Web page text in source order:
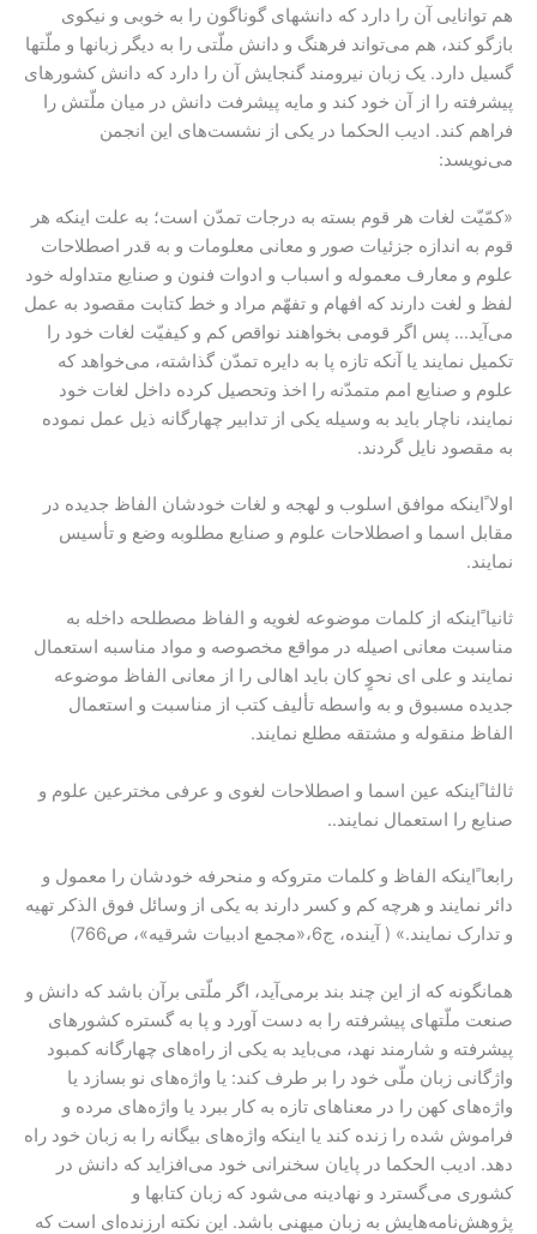
هم توانایی آن را دارد که دانشهای گوناگون را به خوبی و نیکوی
بازگو کند، هم می‌تواند فرهنگ و دانش ملّتی را به دیگر زبانها و ملّتها
گسیل دارد. یک زبان نیرومند گنجایش آن را دارد که دانش کشورهای
پیشرفته را از آن خود کند و مایه پیشرفت دانش در میان ملّتش را
فراهم کند. ادیب الحکما در یکی از نشست‌های این انجمن
می‌نویسد:
«کمّیّت لغات هر قوم بسته به درجات تمدّن است؛ به علت اینکه هر
قوم به اندازه‌ جزئیات صور و معانی معلومات و به قدر اصطلاحات
علوم و معارف معموله و اسباب و ادوات فنون و صنایع متداوله خود
لفظ و لغت دارند که افهام و تفهّم مراد و خط کتابت مقصود به عمل
می‌آید… پس اگر قومی بخواهند نواقص کم و کیفیّت لغات خود را
تکمیل نمایند یا آنکه تازه پا به دایره تمدّن گذاشته، می‌خواهد که
علوم و صنایع امم متمدّنه را اخذ وتحصیل کرده داخل لغات خود
نمایند، ناچار باید به وسیله یکی از تدابیر چهارگانه ذیل عمل نموده
به مقصود نایل گردند.
اولا ًاینکه موافق اسلوب و لهجه و لغات خودشان الفاظ جدیده در
مقابل اسما و اصطلاحات علوم و صنایع مطلوبه وضع و تأسیس
نمایند.
ثانیا ًاینکه از کلمات موضوعه لغویه و الفاظ مصطلحه داخله به
مناسبت معانی اصیله در مواقع مخصوصه و مواد مناسبه استعمال
نمایند و علی ای نحوٍ کان باید اهالی را از معانی الفاظ موضوعه
جدیده مسبوق و به واسطه تألیف کتب از مناسبت و استعمال
الفاظ منقوله و مشتقه مطلع نمایند.
ثالثا ًاینکه عین اسما و اصطلاحات لغوی و عرفی مخترعین علوم و
صنایع را استعمال نمایند..
رابعا ًاینکه الفاظ و کلمات متروکه و منحرفه خودشان را معمول و
دائر نمایند و هرچه کم و کسر دارند به یکی از وسائل فوق الذکر تهیه
و تدارک نمایند.» ( آینده، ج6،«مجمع ادبیات شرقیه»، ص766)
همانگونه که از این چند بند برمی‌آید، اگر ملّتی برآن باشد که دانش و
صنعت ملّتهای پیشرفته را به دست آورد و پا به گستره کشورهای
پیشرفته و شارمند نهد، می‌باید به یکی از راه‌های چهارگانه کمبود
واژگانی زبان ملّی خود را بر طرف کند: یا واژه‌های نو بسازد یا
واژه‌های کهن را در معناهای تازه به کار ببرد یا واژه‌های مرده و
فراموش شده را زنده کند یا اینکه واژه‌های بیگانه را به زبان خود راه
دهد. ادیب الحکما در پایان سخنرانی خود می‌افزاید که دانش در
کشوری می‌گسترد و نهادینه می‌شود که زبان کتابها و
پژوهش‌نامه‌هایش به زبان میهنی باشد. این نکته ارزنده‌ای است که